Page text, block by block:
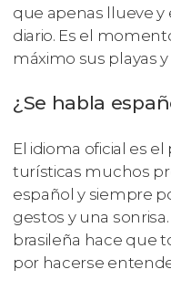
que apenas llueve y
diario. Es el
máximo sus playas
¿Se habla
El idioma oficial es
turísticas muchos
español y siempre
gestos y una
brasileña hace que
por hacerse